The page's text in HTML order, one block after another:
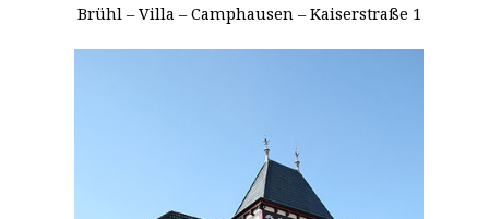
Brühl – Villa – Camphausen – Kaiserstraße 1